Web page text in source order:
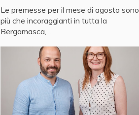
Le premesse per il mese di agosto sono
più che incoraggianti in tutta la
Bergamasca,…